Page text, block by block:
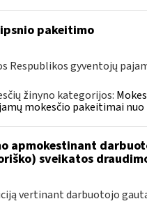
pakeitimo
Respublikos gyventojų
žinyno kategorijos:
mokesčio pakeitimai nuo
apmokestinant
sveikatos
vertinant darbuotojo